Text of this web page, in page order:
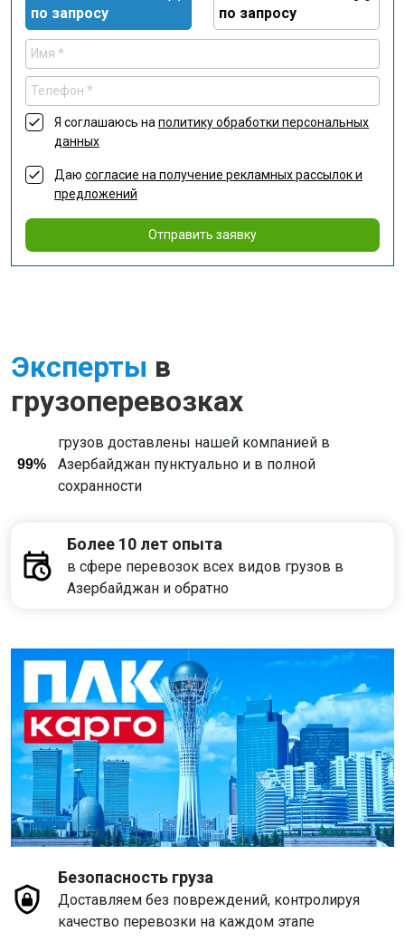
по запросу по запросу
Я соглашаюсь наполитику обработки персональных
данных
Даю согласие на получение рекламных рассылок и
предложений
Отправить заявку
Эксперты в
грузоперевозках
99%
грузов доставлены нашей компанией в
Азербайджан пунктуально и в полной
сохранности
Более 10 лет опыта
в сфере перевозок всех видов грузов в
Азербайджан и обратно
Безопасность груза
Доставляем без повреждений, контролируя
качество перевозки на каждом этапе